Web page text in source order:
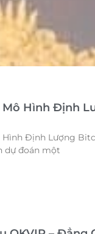
Mô Hình Định
Hình Định Lượng
dự đoán một